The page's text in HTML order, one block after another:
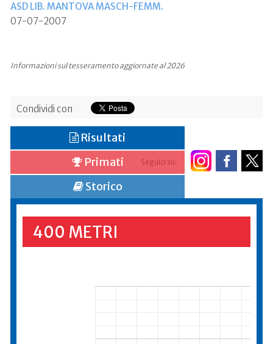
ASD LIB. MANTOVA MASCH-FEMM.
07-07-2007
Informazioni sul tesseramento aggiornate al 2026
Condividi con
Seguici su:
Risultati
Primati
Storico
400 METRI